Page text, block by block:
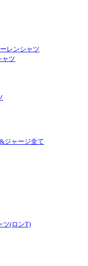
レンシャツ
ャツ
ジャージ全て
ツ(ロンT)